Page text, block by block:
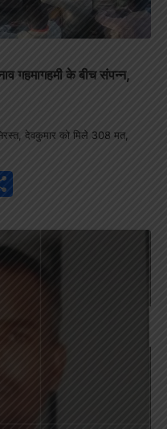
गहमागहमी के बीच संपन्न,
देवकुमार को मिले 308 मत,